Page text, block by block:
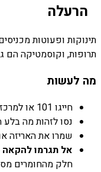
הרעלה
תינוקות ופעוטות
תרופות, וקוסמטיקה הם
מה לעשות
חייגו 101 או למרכז הרעלות: 04-7771900 (פועל 24/7)
נסו לזהות מה בלע
שמרו את האריזה
אל תגרמו להקאה
חלק מהחומרים